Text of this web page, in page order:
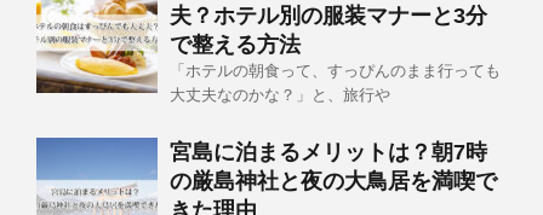
夫？ホテル別の服装マナーと3分
で整える方法
「ホテルの朝食って、すっぴんのまま行っても
大丈夫なのかな？」と、旅行や
宮島に泊まるメリットは？朝7時
の厳島神社と夜の大鳥居を満喫で
きた理由